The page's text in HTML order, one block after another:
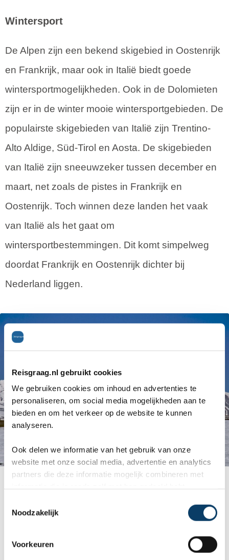
Reisgraag.nl gebruikt cookies
We gebruiken cookies om inhoud en advertenties te
personaliseren, om social media mogelijkheden aan te
bieden en om het verkeer op de website te kunnen
analyseren.
Ook delen we informatie van het gebruik van onze
website met onze social media, advertentie en analytics
partners die deze informatie mogelijk combineren met
Noodzakelijk
Voorkeuren
Wintersport
De Alpen zijn een bekend skigebied in Oostenrijk
en Frankrijk, maar ook in Italië biedt goede
wintersportmogelijkheden. Ook in de Dolomieten
zijn er in de winter mooie wintersportgebieden. De
populairste skigebieden van Italië zijn Trentino-
Alto Aldige, Süd-Tirol en Aosta. De skigebieden
van Italië zijn sneeuwzeker tussen december en
maart, net zoals de pistes in Frankrijk en
Oostenrijk. Toch winnen deze landen het vaak
van Italië als het gaat om
wintersportbestemmingen. Dit komt simpelweg
doordat Frankrijk en Oostenrijk dichter bij
Nederland liggen.
Skigebied in Italië